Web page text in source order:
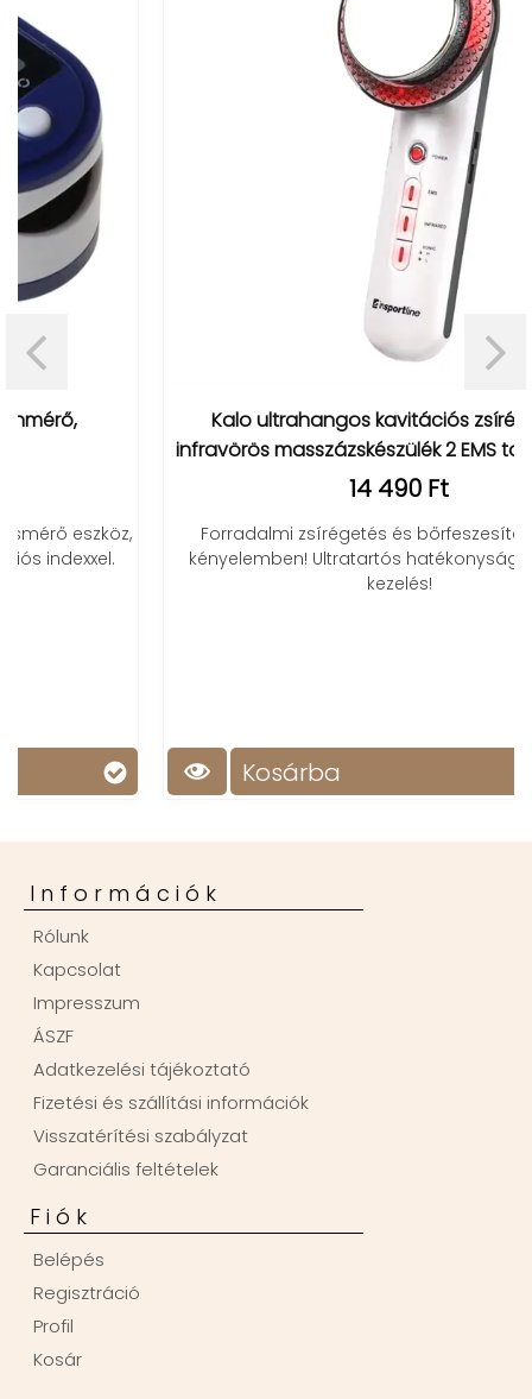
Kalo ultrahangos kavitációs zsírégető és
infravörös masszázskészülék 2 EMS tappanccsal
Forradalmi zsírégetés és bőrfeszesítés otthoni
kényelemben! Ultratartós hatékonyság, kíméletes
Kosárba
Információk
Rólunk
Kapcsolat
Impresszum
ÁSZF
Adatkezelési tájékoztató
Fizetési és szállítási információk
Visszatérítési szabályzat
Garanciális feltételek
Fiók
Belépés
Regisztráció
Profil
Kosár